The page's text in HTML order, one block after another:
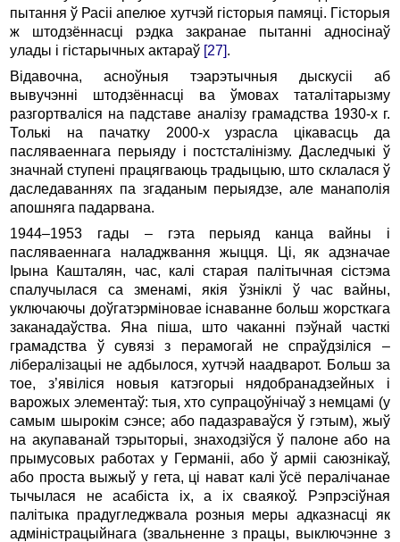
пытання ў Расіі апелюе хутчэй гісторыя памяці. Гісторыя
ж штодзённасці рэдка закранае пытанні адносінаў
улады і гістарычных актараў [27].
Відавочна, асноўныя тэарэтычныя дыскусіі аб
вывучэнні штодзённасці ва ўмовах таталітарызму
разгортваліся на падставе аналізу грамадства 1930-х г.
Толькі на пачатку 2000-х узрасла цікавасць да
пасляваеннага перыяду і постсталінізму. Даследчыкі ў
значнай ступені працягваюць традыцыю, што склалася ў
даследаваннях па згаданым перыядзе, але манаполія
апошняга падарвана.
1944–1953 гады – гэта перыяд канца вайны і
пасляваеннага наладжвання жыцця. Ці, як адзначае
Ірына Кашталян, час, калі старая палітычная сістэма
спалучылася са зменамі, якія ўзніклі ў час вайны,
уключаючы доўгатэрміновае існаванне больш жорсткага
заканадаўства. Яна піша, што чаканні пэўнай часткі
грамадства ў сувязі з перамогай не спраўдзіліся –
лібералізацыі не адбылося, хутчэй наадварот. Больш за
тое, з’явіліся новыя катэгорыі нядобранадзейных і
варожых элементаў: тыя, хто супрацоўнічаў з немцамі (у
самым шырокім сэнсе; або падазраваўся ў гэтым), жыў
на акупаванай тэрыторыі, знаходзіўся ў палоне або на
прымусовых работах у Германіі, або ў арміі саюзнікаў,
або проста выжыў у гета, ці нават калі ўсё пералічанае
тычылася не асабіста іх, а іх сваякоў. Рэпрэсіўная
палітыка прадугледжвала розныя меры адказнасці як
адміністрацыйнага (звальненне з працы, выключэнне з